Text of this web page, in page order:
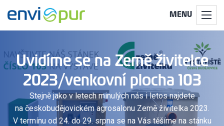
MENU
Uvidíme se na Země živitelce
2023/venkovní plocha 103
Stejně jako v letech minulých nás i letos najdete
na českobudějovickém agrosalonu Země živitelka 2023.
V termínu od 24. do 29. srpna se na Vás těšíme na stánku